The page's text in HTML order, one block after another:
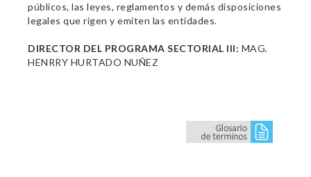
públicos, las leyes, reglamentos y demás disposiciones
legales que rigen y emiten las entidades.
DIRECTOR DEL PROGRAMA SECTORIAL III: MAG.
HENRRY HURTADO NUÑEZ